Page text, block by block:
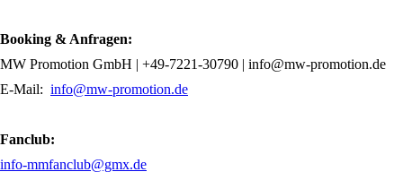
Booking & Anfragen:
MW Promotion GmbH | +49-7221-30790 | info@mw-promotion.de
E-Mail: info@mw-promotion.de
Fanclub:
info-mmfanclub@gmx.de